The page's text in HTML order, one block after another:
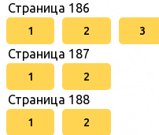
Страница 186
1 2 3
Страница 187
1 2
Страница 188
1 2